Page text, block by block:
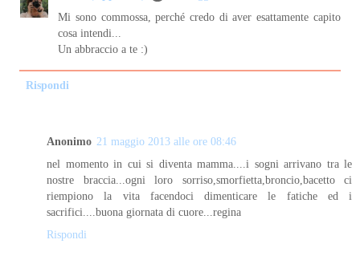
Mi sono commossa, perché credo di aver esattamente capito
cosa intendi...
Un abbraccio a te :)
Rispondi
Anonimo 21 maggio 2013 alle ore 08:46
nel momento in cui si diventa mamma....i sogni arrivano tra le
nostre braccia...ogni loro sorriso,smorfietta,broncio,bacetto ci
riempiono la vita facendoci dimenticare le fatiche ed i
sacrifici....buona giornata di cuore...regina
Rispondi